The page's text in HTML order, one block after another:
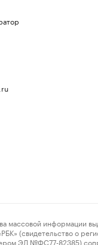
массовой информации
(свидетельство о
ЭЛ №ФС77-82385)